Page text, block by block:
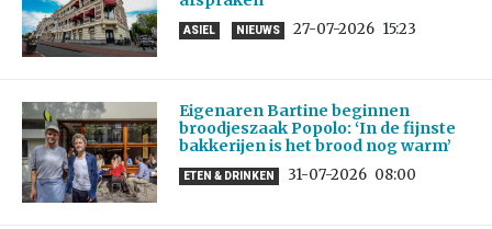
ASIEL NIEUWS 27-07-2026 15:23
Eigenaren Bartine beginnen
broodjeszaak Popolo: ‘In de fijnste
bakkerijen is het brood nog warm’
ETEN & DRINKEN 31-07-2026 08:00